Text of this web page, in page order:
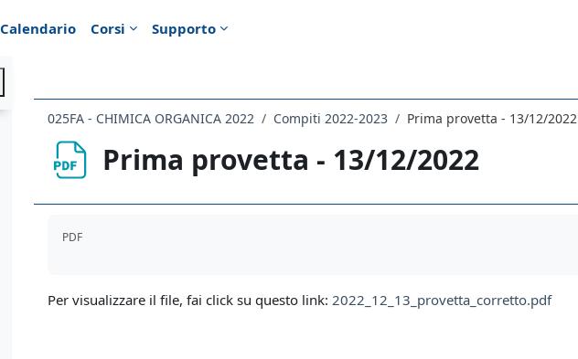
Calendario Corsi Supporto
025FA - CHIMICA ORGANICA 2022 Compiti 2022-2023 Prima provetta - 13/12/2022
Prima provetta - 13/12/2022
PDF
Per visualizzare il file, fai click su questo link: 2022_12_13_provetta_corretto.pdf